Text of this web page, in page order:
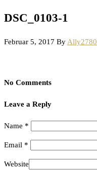
DSC_0103-1
Februar 5, 2017 By Ally2780
No Comments
Leave a Reply
Name *
Email *
Website